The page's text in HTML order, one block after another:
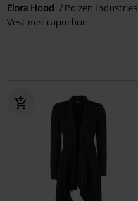
Elora Hood
Poizen Industries
Vest met capuchon